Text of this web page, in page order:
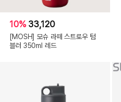
10% 33,120
[MOSH] 모슈 라떼 스트로우 텀
블러 350ml 레드